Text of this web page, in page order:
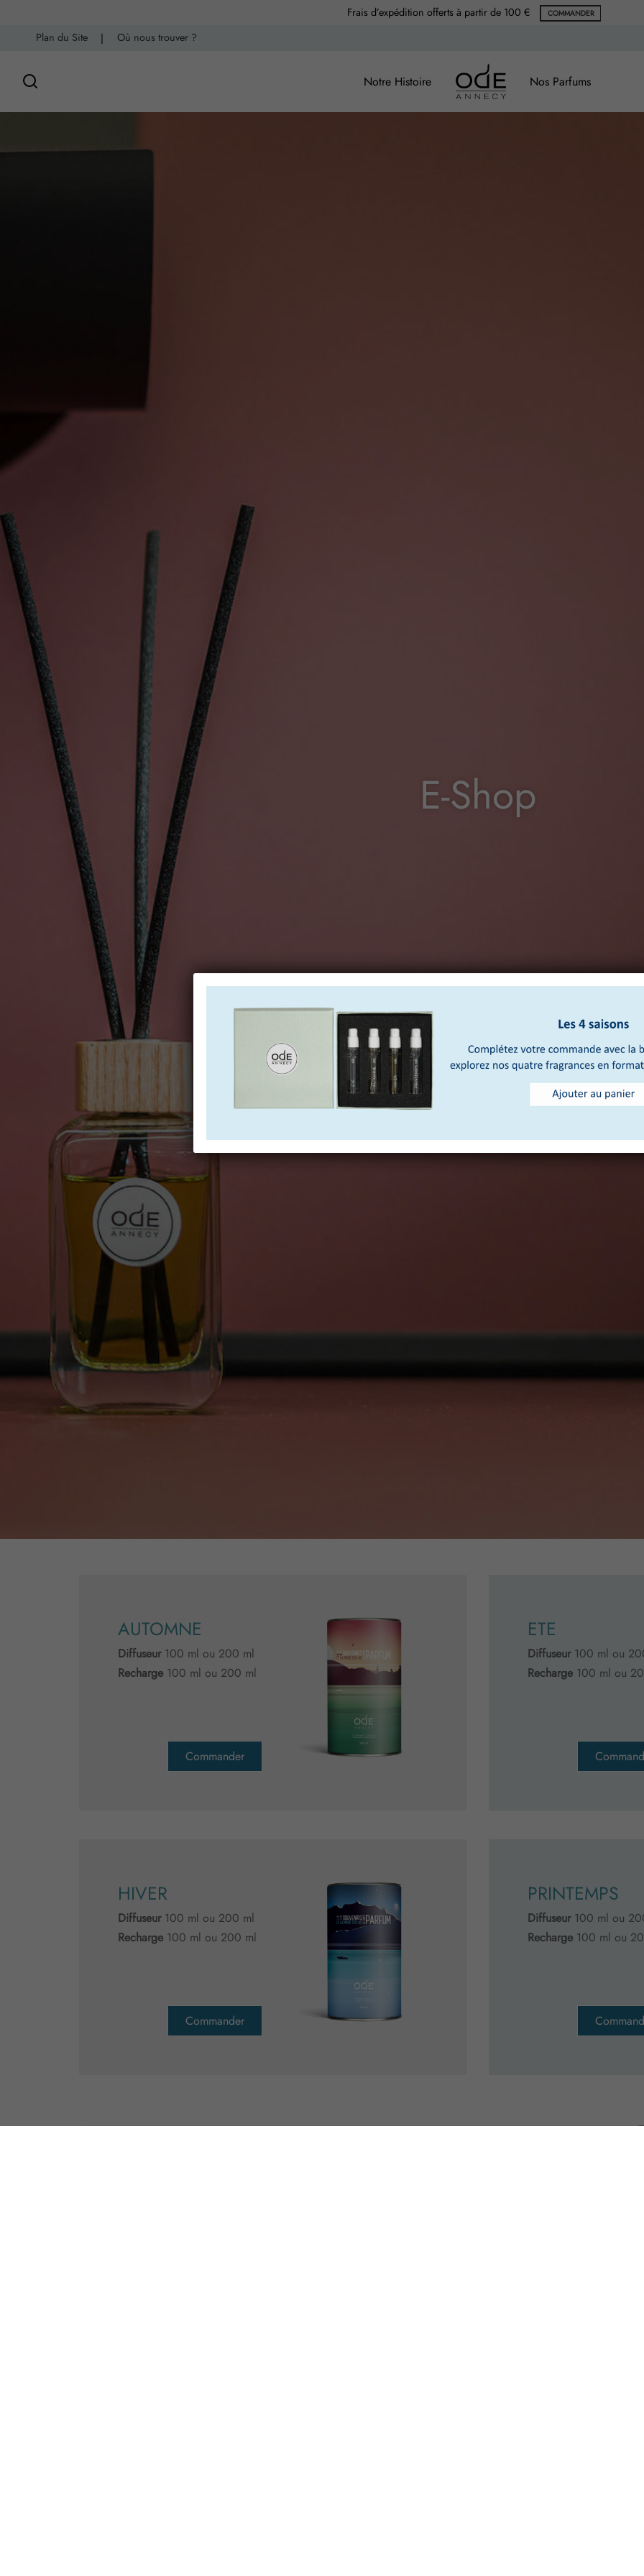
Frais d’expédition offerts à partir de 100 € COMMANDER
Plan du Site | Où nous trouver ?
Notre Histoire Nos Parfums
E-Shop
AUTOMNE
Diffuseur100 ml ou 200 ml
Recharge100 ml ou 200 ml
Commander
ETE
Diffuseur100 ml ou
Recharge100 ml ou
HIVER
Diffuseur100 ml ou 200 ml
Recharge100 ml ou 200 ml
Commander
PRINTEMPS
Diffuseur100 ml ou
Recharge100 ml ou